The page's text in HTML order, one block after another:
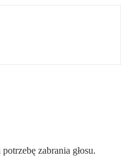
zabrania głosu.